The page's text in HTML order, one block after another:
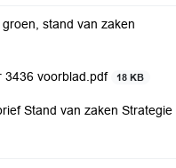
stand van zaken
3436 voorblad.pdf
18 KB
Stand van zaken